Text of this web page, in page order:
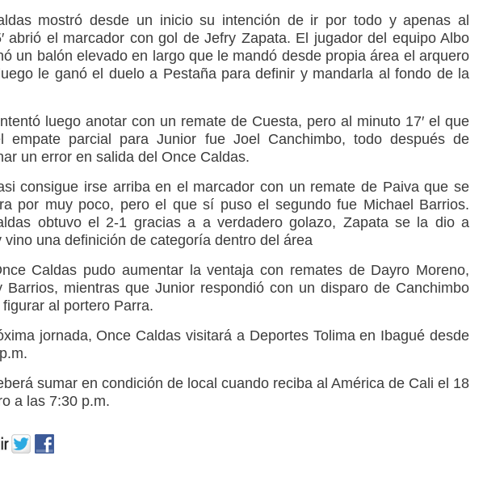
mostró desde un inicio su intención de ir por todo y apenas al
abrió el marcador con gol de Jefry Zapata. El jugador del equipo Albo
un balón elevado en largo que le mandó desde propia área el arquero
le ganó el duelo a Pestaña para definir y mandarla al fondo de la
luego anotar con un remate de Cuesta, pero al minuto 17′ el que
empate parcial para Junior fue Joel Canchimbo, todo después de
un error en salida del Once Caldas.
consigue irse arriba en el marcador con un remate de Paiva que se
por muy poco, pero el que sí puso el segundo fue Michael Barrios.
obtuvo el 2-1 gracias a a verdadero golazo, Zapata se la dio a
vino una definición de categoría dentro del área
Caldas pudo aumentar la ventaja con remates de Dayro Moreno,
Barrios, mientras que Junior respondió con un disparo de Canchimbo
al portero Parra.
jornada, Once Caldas visitará a Deportes Tolima en Ibagué desde
sumar en condición de local cuando reciba al América de Cali el 18
a las 7:30 p.m.